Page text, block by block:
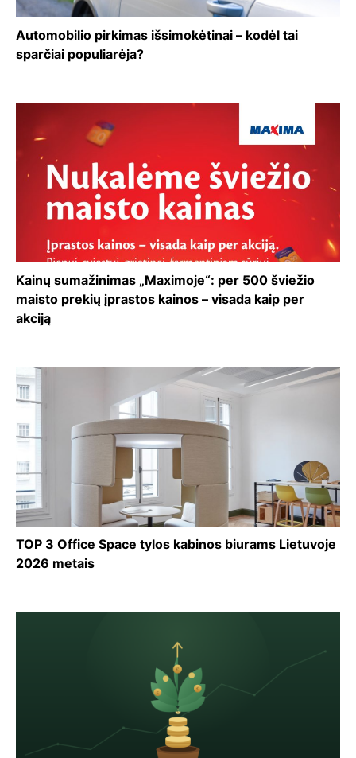
Automobilio pirkimas išsimokėtinai – kodėl tai
sparčiai populiarėja?
Kainų sumažinimas „Maximoje“: per 500 šviežio
maisto prekių įprastos kainos – visada kaip per
akciją
TOP 3 Office Space tylos kabinos biurams Lietuvoje
2026 metais